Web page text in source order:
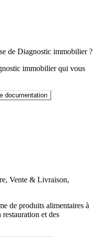
de Diagnostic immobilier ?
immobilier qui vous
documentation
Vente & Livraison,
de produits alimentaires à
et des